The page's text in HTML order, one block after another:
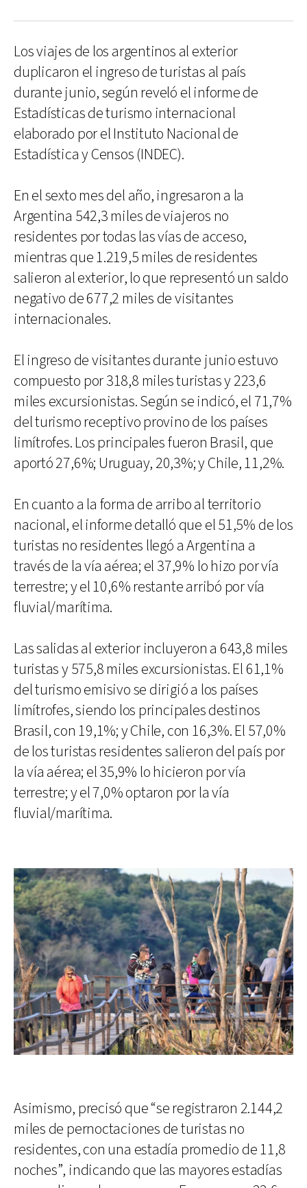
Los viajes de los argentinos al exterior
duplicaron el ingreso de turistas al país
durante junio, según reveló el informe de
Estadísticas de turismo internacional
elaborado por el Instituto Nacional de
Estadística y Censos (INDEC).
En el sexto mes del año, ingresaron a la
Argentina 542,3 miles de viajeros no
residentes por todas las vías de acceso,
mientras que 1.219,5 miles de residentes
salieron al exterior, lo que representó un saldo
negativo de 677,2 miles de visitantes
internacionales.
El ingreso de visitantes durante junio estuvo
compuesto por 318,8 miles turistas y 223,6
miles excursionistas. Según se indicó, el 71,7%
del turismo receptivo provino de los países
limítrofes. Los principales fueron Brasil, que
aportó 27,6%; Uruguay, 20,3%; y Chile, 11,2%.
En cuanto a la forma de arribo al territorio
nacional, el informe detalló que el 51,5% de los
turistas no residentes llegó a Argentina a
través de la vía aérea; el 37,9% lo hizo por vía
terrestre; y el 10,6% restante arribó por vía
fluvial/marítima.
Las salidas al exterior incluyeron a 643,8 miles
turistas y 575,8 miles excursionistas. El 61,1%
del turismo emisivo se dirigió a los países
limítrofes, siendo los principales destinos
Brasil, con 19,1%; y Chile, con 16,3%. El 57,0%
de los turistas residentes salieron del país por
la vía aérea; el 35,9% lo hicieron por vía
terrestre; y el 7,0% optaron por la vía
fluvial/marítima.
Asimismo, precisó que “se registraron 2.144,2
miles de pernoctaciones de turistas no
residentes, con una estadía promedio de 11,8
noches”, indicando que las mayores estadías